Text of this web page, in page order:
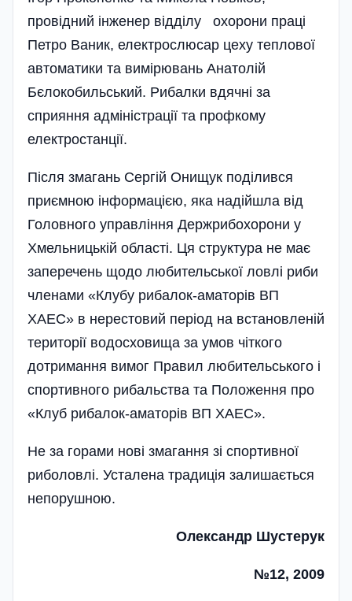
провідний інженер відділу охорони праці
Петро Ваник, електрослюсар цеху теплової
автоматики та вимірювань Анатолій
Бєлокобильський. Рибалки вдячні за
сприяння адміністрації та профкому
електростанції.
Після змагань Сергій Онищук поділився
приємною інформацією, яка надійшла від
Головного управління Держрибохорони у
Хмельницькій області. Ця структура не має
заперечень щодо любительської ловлі риби
членами «Клубу рибалок-аматорів ВП
ХАЕС» в нерестовий період на встановленій
території водосховища за умов чіткого
дотримання вимог Правил любительського і
спортивного рибальства та Положення про
«Клуб рибалок-аматорів ВП ХАЕС».
Не за горами нові змагання зі спортивної
риболовлі. Усталена традиція залишається
непорушною.
Олександр Шустерук
№12, 2009